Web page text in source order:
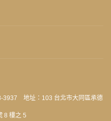
地址：103 台北市大同區承德
8 樓之 5